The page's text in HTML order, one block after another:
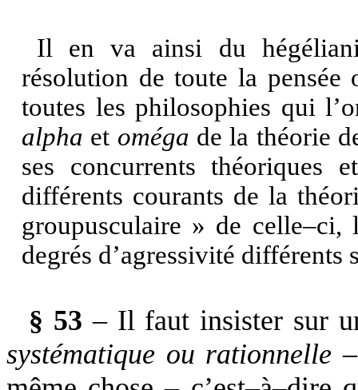
Il en va ainsi du
résolution de toute la pensée
toutes les philosophies qui
alpha et oméga de la théorie
ses concurrents théoriques
différents courants de la
groupusculaire » de celle–ci,
degrés d’agressivité
§ 53 – Il faut insister sur
systématique ou rationnelle